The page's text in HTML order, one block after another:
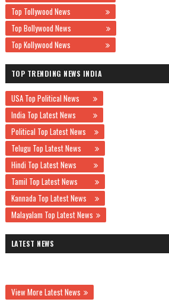
Top Tollywood News
Top Bollywood News
Top Kollywood News
TOP TRENDING NEWS INDIA
USA Top Political News
India Top Latest News
Political Top Latest News
Telugu Top Latest News
Hindi Top Latest News
Tamil Top Latest News
Kannada Top Latest News
Malayalam Top Latest News
LATEST NEWS
View More Latest News